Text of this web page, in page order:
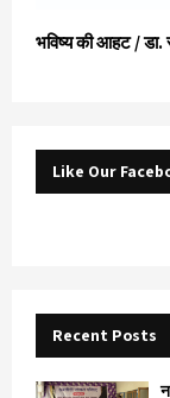
भविष्य की आहट / डा.
Like Our
Recent Posts